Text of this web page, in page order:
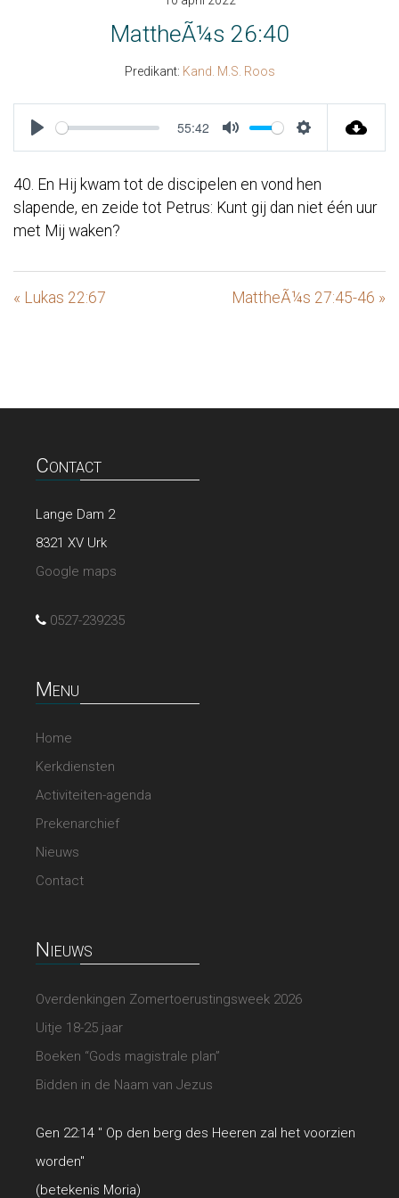
MattheÃ¼s 26:40
Predikant: Kand. M.S. Roos
Play
55:42
Mute Settings
40. En Hij kwam tot de discipelen en vond hen
slapende, en zeide tot Petrus: Kunt gij dan niet één uur
met Mij waken?
« Lukas 22:67 MattheÃ¼s 27:45-46 »
Contact
Lange Dam 2
8321 XV Urk
Google maps
0527-239235
Menu
Home
Kerkdiensten
Activiteiten-agenda
Prekenarchief
Nieuws
Contact
Nieuws
Overdenkingen Zomertoerustingsweek 2026
Uitje 18-25 jaar
Boeken “Gods magistrale plan”
Bidden in de Naam van Jezus
Gen 22:14 " Op den berg des Heeren zal het voorzien
worden"
(betekenis Moria)